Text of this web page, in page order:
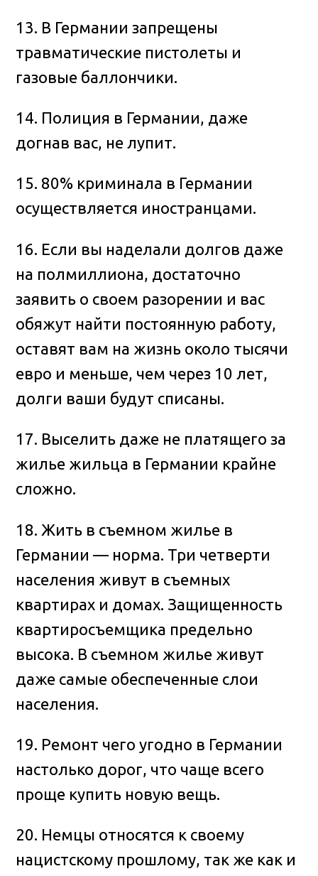
13. В Германии запрещены
травматические пистолеты и
газовые баллончики.
14. Полиция в Германии, даже
догнав вас, не лупит.
15. 80% криминала в Германии
осуществляется иностранцами.
16. Если вы наделали долгов даже
на полмиллиона, достаточно
заявить о своем разорении и вас
обяжут найти постоянную работу,
оставят вам на жизнь около тысячи
евро и меньше, чем через 10 лет,
долги ваши будут списаны.
17. Выселить даже не платящего за
жилье жильца в Германии крайне
сложно.
18. Жить в съемном жилье в
Германии — норма. Три четверти
населения живут в съемных
квартирах и домах. Защищенность
квартиросъемщика предельно
высока. В съемном жилье живут
даже самые обеспеченные слои
населения.
19. Ремонт чего угодно в Германии
настолько дорог, что чаще всего
проще купить новую вещь.
20. Немцы относятся к своему
нацистскому прошлому, так же как и